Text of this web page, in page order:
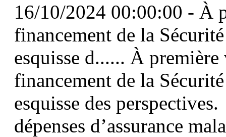
16/10/2024 00:00:00 - À
financement de la
esquisse d...... À
financement de la
esquisse des
dépenses d’assurance